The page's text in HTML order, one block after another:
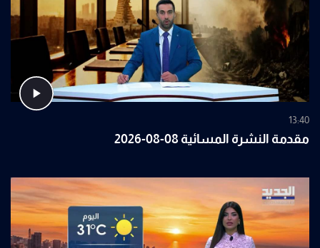
13:40
مقدمة النشرة المسائية 08-08-2026